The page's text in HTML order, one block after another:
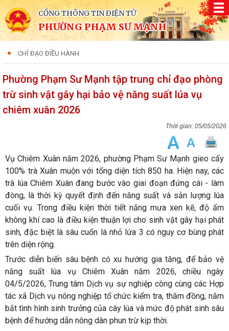
CỔNG THÔNG TIN ĐIỆN TỬ
PHƯỜNG PHẠM SƯ MẠNH
CHỈ ĐẠO ĐIỀU HÀNH
Phường Phạm Sư Mạnh tập trung chỉ đạo phòng
trừ sinh vật gây hại bảo vệ năng suất lúa vụ
chiêm xuân 2026
05/05/2026
Vụ Chiêm Xuân năm 2026, phường Phạm Sư Mạnh gieo cấy
100% trà Xuân muộn với tổng diện tích 850 ha. Hiện nay, các
trà lúa Chiêm Xuân đang bước vào giai đoạn đứng cái - làm
đòng, là thời kỳ quyết định đến năng suất và sản lượng lúa
cuối vụ. Trong điều kiện thời tiết nắng mưa xen kẽ, độ ẩm
không khí cao là điều kiện thuận lợi cho sinh vật gây hại phát
sinh, đặc biệt là sâu cuốn lá nhỏ lứa 3 có nguy cơ bùng phát
trên diện rộng.
Trước diễn biến sâu bệnh có xu hướng gia tăng, để bảo vệ
năng suất lúa vụ Chiêm Xuân năm 2026, chiều ngày
04/5/2026, Trung tâm Dịch vụ sự nghiệp công cùng các Hợp
tác xã Dịch vụ nông nghiệp tổ chức kiểm tra, thăm đồng, nắm
bắt tình hình sinh trưởng của cây lúa và mức độ phát sinh sâu
bệnh để hướng dẫn nông dân phun trừ kịp thời.